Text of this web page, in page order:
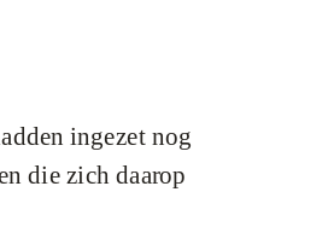
ingezet nog
die zich daarop